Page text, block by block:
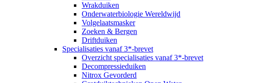
Wrakduiken
Onderwaterbiologie Wereldwijd
Volgelaatsmasker
Zoeken & Bergen
Driftduiken
Specialisaties vanaf 3*-brevet
Overzicht specialisaties vanaf 3*-brevet
Decompressieduiken
Nitrox Gevorderd